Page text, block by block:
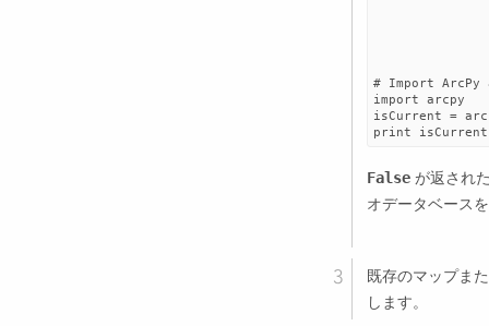
# Import ArcPy
import arcpy
isCurrent =
Falseが返され
オデータベース
既存のマップま
します。